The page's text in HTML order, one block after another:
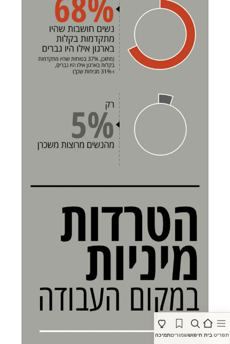
תפריט בית חיפוששמוריםתמיכה